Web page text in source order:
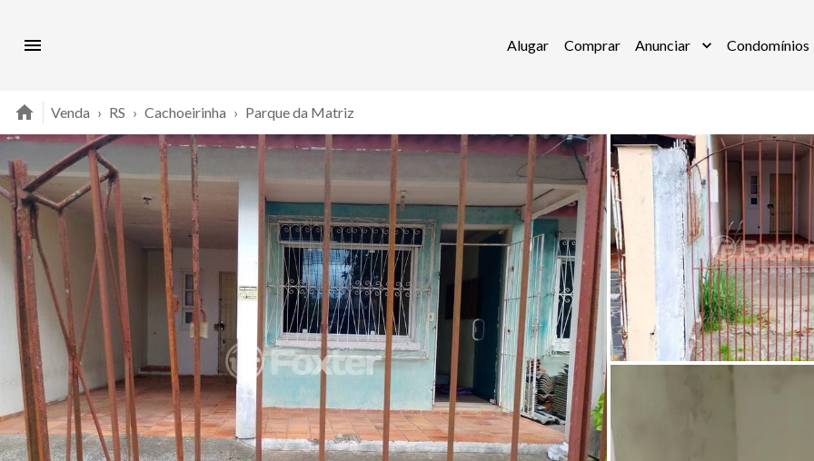
Alugar Comprar Anunciar Condomínios
Venda › RS › Cachoeirinha › Parque da Matriz